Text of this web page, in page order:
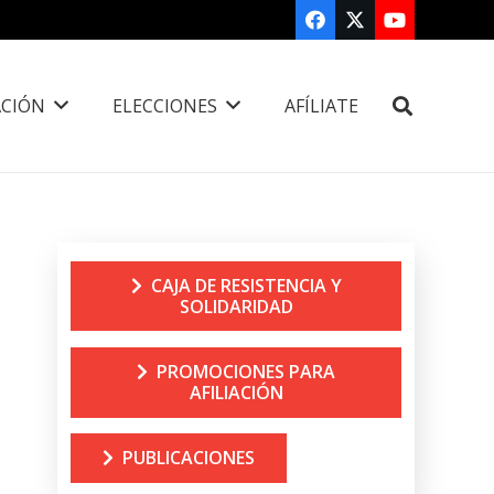
ELECCIONES AFÍLIATE
CAJA DE RESISTENCIA Y
SOLIDARIDAD
PROMOCIONES PARA
AFILIACIÓN
PUBLICACIONES